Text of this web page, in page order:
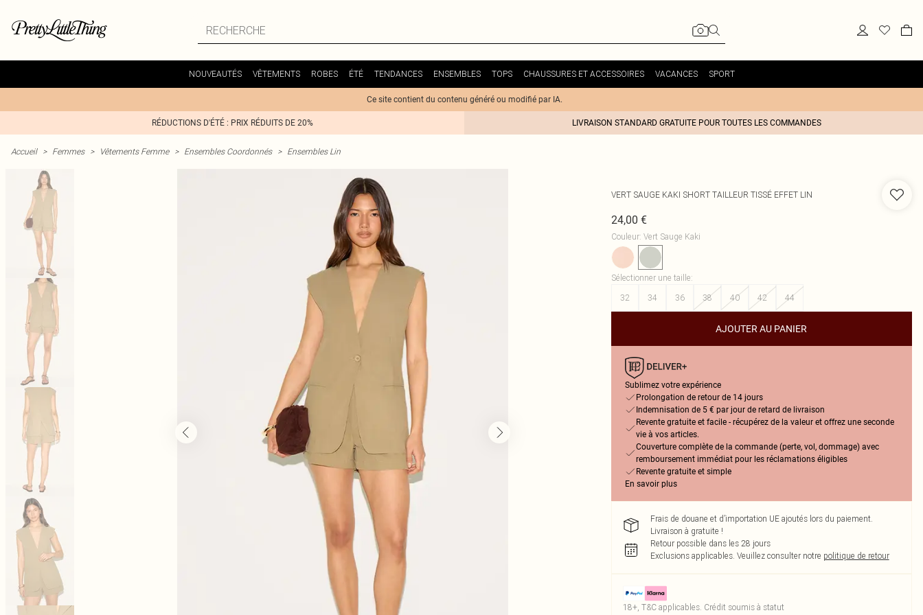
NOUVEAUTÉS VÊTEMENTS ROBES ÉTÉ TENDANCES ENSEMBLES TOPS CHAUSSURES ET ACCESSOIRES VACANCES SPORT
Ce site contient du contenu généré ou modifié par IA.
RÉDUCTIONS D'ÉTÉ : PRIX RÉDUITS DE 20% LIVRAISON STANDARD GRATUITE POUR TOUTES LES COMMANDES
Accueil > Femmes > Vêtements Femme > Ensembles Coordonnés > Ensembles Lin
VERT SAUGE KAKI SHORT TAILLEUR TISSÉ EFFET LIN
24,00 €
Couleur: Vert Sauge Kaki
Sélectionner une taille:
32
34 36 38 40 42 44
AJOUTER AU PANIER
Sublimez votre expérience
Prolongation de retour de 14 jours
Indemnisation de 5 € par jour de retard de livraison
Revente gratuite et facile - récupérez de la valeur et offrez une seconde
vie à vos articles.
Couverture complète de la commande (perte, vol, dommage) avec
remboursement immédiat pour les réclamations éligibles
Revente gratuite et simple
En savoir plus
Frais de douane et d’importation UE ajoutés lors du paiement.
Livraison à gratuite !
Retour possible dans les 28 jours
Exclusions applicables. Veuillez consulter notre politique de retour
18+, T&C applicables. Crédit soumis à statut